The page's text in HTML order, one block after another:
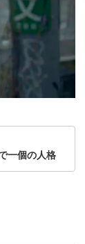
一個の人格